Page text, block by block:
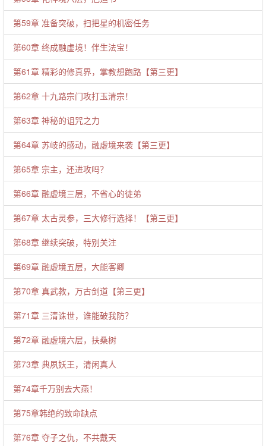
第59章 准备突破，扫把星的机密任务
第60章 终成融虚境！伴生法宝！
第61章 精彩的修真界，掌教想跑路【第三更】
第62章 十九路宗门攻打玉清宗！
第63章 神秘的诅咒之力
第64章 苏岐的感动，融虚境来袭【第三更】
第65章 宗主，还进攻吗？
第66章 融虚境三层，不省心的徒弟
第67章 太古灵参，三大修行选择！【第三更】
第68章 继续突破，特别关注
第69章 融虚境五层，大能客卿
第70章 真武教，万古剑道【第三更】
第71章 三清诛世，谁能破我防？
第72章 融虚境六层，扶桑树
第73章 典夙妖王，清闲真人
第74章千万别去大燕！
第75章韩绝的致命缺点
第76章 夺子之仇，不共戴天